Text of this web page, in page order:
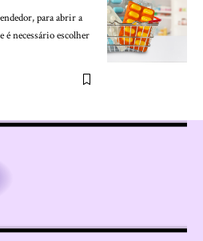
para abrir a
necessário escolher